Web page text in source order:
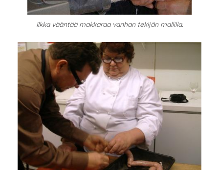
Ilkka vääntää makkaraa vanhan tekijän mallilla.